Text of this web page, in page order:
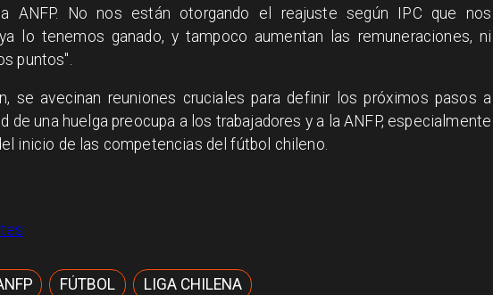
ANFP. No nos están otorgando el reajuste según IPC que nos
lo tenemos ganado, y tampoco aumentan las remuneraciones, ni
puntos".
se avecinan reuniones cruciales para definir los próximos pasos a
de una huelga preocupa a los trabajadores y a la ANFP, especialmente
inicio de las competencias del fútbol chileno.
FÚTBOL LIGA CHILENA